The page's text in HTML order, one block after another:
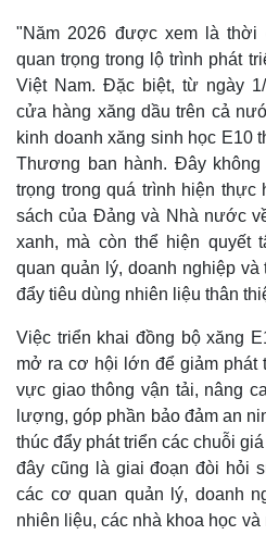
"Năm 2026 được xem là thời
quan trọng trong lộ trình phát
Việt Nam. Đặc biệt, từ ngày
cửa hàng xăng dầu trên cả
kinh doanh xăng sinh học E10
Thương ban hành. Đây
trọng trong quá trình hiện thực
sách của Đảng và Nhà nước
xanh, mà còn thể hiện quyết
quan quản lý, doanh nghiệp
đẩy tiêu dùng nhiên liệu thân
Việc triển khai đồng bộ xăng
mở ra cơ hội lớn để giảm phát
vực giao thông vận tải, nâng
lượng, góp phần bảo đảm an
thúc đẩy phát triển các chuỗi
đây cũng là giai đoạn đòi hỏi
các cơ quan quản lý, doanh
nhiên liệu, các nhà khoa học